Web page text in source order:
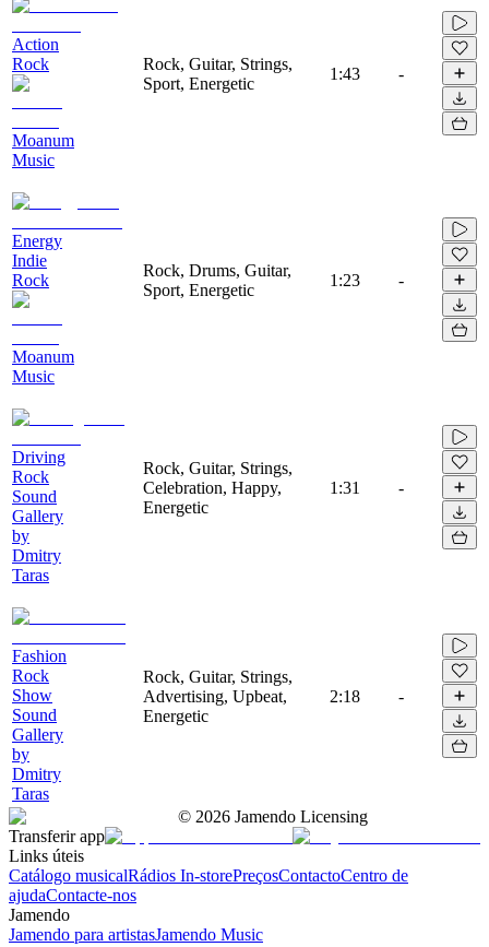
Action
Rock
Moanum
Music
Rock, Guitar, Strings,
Sport, Energetic
1:43 -
Energy
Indie
Rock
Moanum
Music
Rock, Drums, Guitar,
Sport, Energetic
1:23 -
Driving
Rock
Sound
Gallery
by
Dmitry
Taras
Rock, Guitar, Strings,
Celebration, Happy,
Energetic
1:31 -
Fashion
Rock
Show
Sound
Gallery
by
Dmitry
Taras
Rock, Guitar, Strings,
Advertising, Upbeat,
Energetic
2:18 -
© 2026 Jamendo Licensing
Transferir app
Links úteis
Catálogo musicalRádios In-storePreçosContactoCentro de
ajudaContacte-nos
Jamendo
Jamendo para artistasJamendo Music